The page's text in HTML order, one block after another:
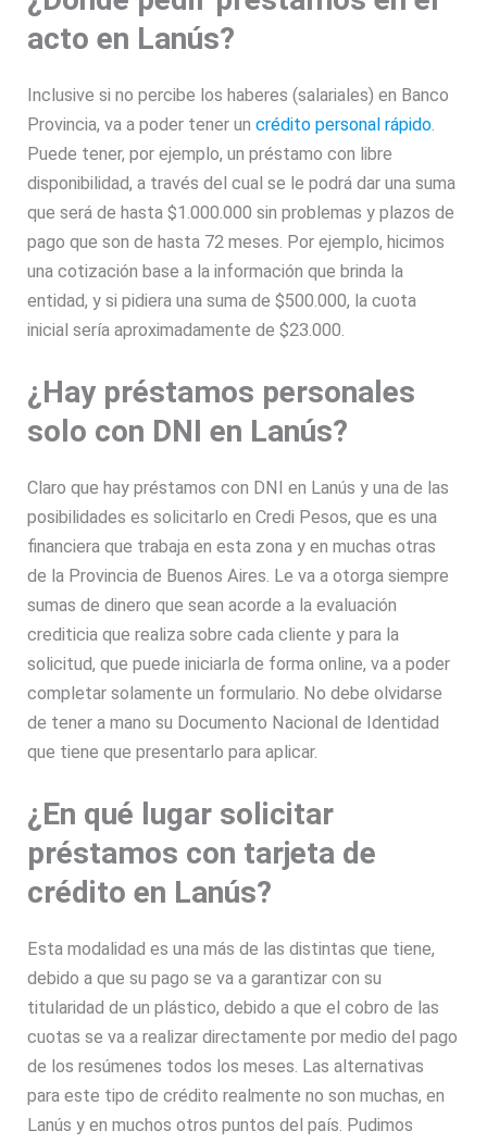
acto en Lanús?
Inclusive si no percibe los haberes (salariales) en Banco
Provincia, va a poder tener uncrédito personal rápido.
Puede tener, por ejemplo, un préstamo con libre
disponibilidad, a través del cual se le podrá dar una suma
que será de hasta $1.000.000 sin problemas y plazos de
pago que son de hasta 72 meses. Por ejemplo, hicimos
una cotización base a la información que brinda la
entidad, y si pidiera una suma de $500.000, la cuota
inicial sería aproximadamente de $23.000.
¿Hay préstamos personales
solo con DNI en Lanús?
Claro que hay préstamos con DNI en Lanús y una de las
posibilidades es solicitarlo en Credi Pesos, que es una
financiera que trabaja en esta zona y en muchas otras
de la Provincia de Buenos Aires. Le va a otorga siempre
sumas de dinero que sean acorde a la evaluación
crediticia que realiza sobre cada cliente y para la
solicitud, que puede iniciarla de forma online, va a poder
completar solamente un formulario. No debe olvidarse
de tener a mano su Documento Nacional de Identidad
que tiene que presentarlo para aplicar.
¿En qué lugar solicitar
préstamos con tarjeta de
crédito en Lanús?
Esta modalidad es una más de las distintas que tiene,
debido a que su pago se va a garantizar con su
titularidad de un plástico, debido a que el cobro de las
cuotas se va a realizar directamente por medio del pago
de los resúmenes todos los meses. Las alternativas
para este tipo de crédito realmente no son muchas, en
Lanús y en muchos otros puntos del país. Pudimos